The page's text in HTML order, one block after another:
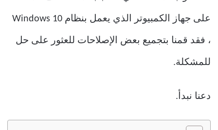
على جهاز الكمبيوتر الذي يعمل بنظام Windows 10
، فقد قمنا بتجميع بعض الإصلاحات للعثور على حل
للمشكلة.
دعنا نبدأ.